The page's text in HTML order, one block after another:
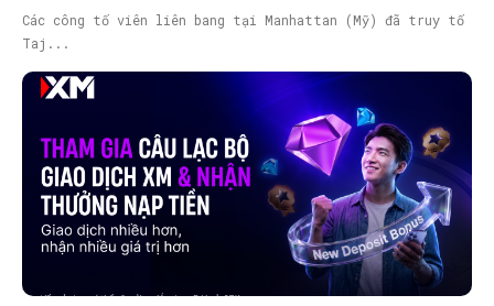
Các công tố viên liên bang tại Manhattan (Mỹ) đã truy tố
Taj...